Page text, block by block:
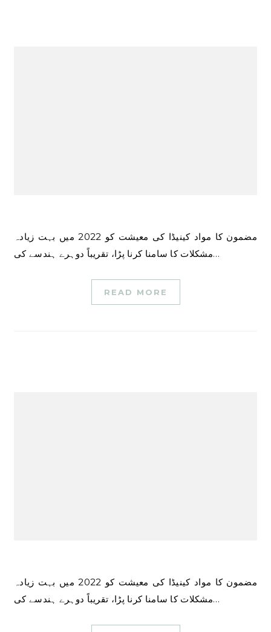
مضمون کا مواد کینیڈا کی معیشت کو 2022 میں بہت زیادہ
مشکلات کا سامنا کرنا پڑا، تقریباً دوہرے ہندسے کی…
READ MORE
مضمون کا مواد کینیڈا کی معیشت کو 2022 میں بہت زیادہ
مشکلات کا سامنا کرنا پڑا، تقریباً دوہرے ہندسے کی…